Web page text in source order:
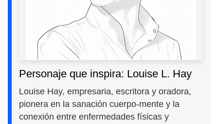
Personaje que inspira: Louise L. Hay
Louise Hay, empresaria, escritora y oradora,
pionera en la sanación cuerpo-mente y la
conexión entre enfermedades físicas y